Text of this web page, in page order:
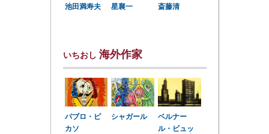
池田満寿夫 星襄一 斎藤清
いちおし 海外作家
パブロ・ピ
カソ
シャガール
ベルナー
ル・ビュッ